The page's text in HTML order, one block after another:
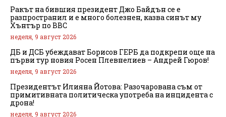
Ракът на бившия президент Джо Байдън се е
разпространил и е много болезнен, казва синът му
Хънтър по BBC
неделя, 9 август 2026
ДБ и ДСБ убеждават Борисов ГЕРБ да подкрепи още на
първи тур новия Росен Плевнелиев – Андрей Гюров!
неделя, 9 август 2026
Президентът Илияна Йотова: Разочарована съм от
примитивната политическа употреба на инцидента с
дрона!
неделя, 9 август 2026